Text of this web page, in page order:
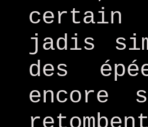
jadis
des
encore